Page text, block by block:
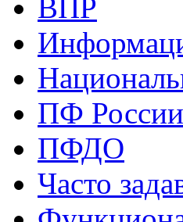
ВПР
ПФ России
ПФДО
Часто